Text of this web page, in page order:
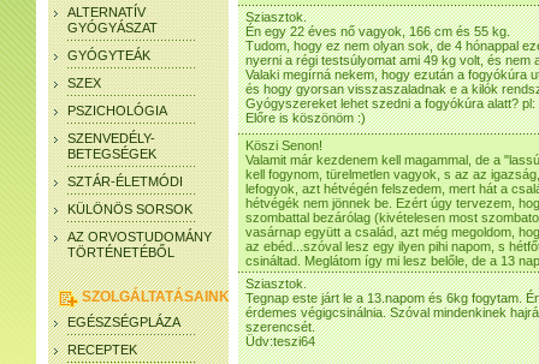
ALTERNATÍV
GYÓGYÁSZAT
GYÓGYTEÁK
SZEX
PSZICHOLÓGIA
SZENVEDÉLY-
BETEGSÉGEK
SZTÁR-ÉLETMÓDI
KÜLÖNÖS SORSOK
AZ ORVOSTUDOMÁNY
TÖRTÉNETÉBŐL
SZOLGÁLTATÁSAINK
EGÉSZSÉGPLÁZA
RECEPTEK
Sziasztok.
Én egy 22 éves nő vagyok, 166 cm és 55 kg.
Tudom, hogy ez nem olyan sok, de 4 hónappal
nyerni a régi testsúlyomat ami 49 kg volt, és nem
Valaki megírná nekem, hogy ezután a fogyókúra
és hogy gyorsan visszaszaladnak e a kilók
Gyógyszereket lehet szedni a fogyókúra alatt?
Előre is köszönöm :)
Köszi Senon!
Valamit már kezdenem kell magammal, de a
kell fogynom, türelmetlen vagyok, s az az
lefogyok, azt hétvégén felszedem, mert hát a
hétvégék nem jönnek be. Ezért úgy tervezem,
szombattal bezárólag (kivételesen most
vasárnap együtt a család, azt még megoldom,
az ebéd...szóval lesz egy ilyen pihi napom, s
csináltad. Meglátom így mi lesz belőle, de a 13
Sziasztok.
Tegnap este járt le a 13.napom és 6kg fogytam.
érdemes végigcsinálnia. Szóval mindenkinek
szerencsét.
Üdv:teszi64